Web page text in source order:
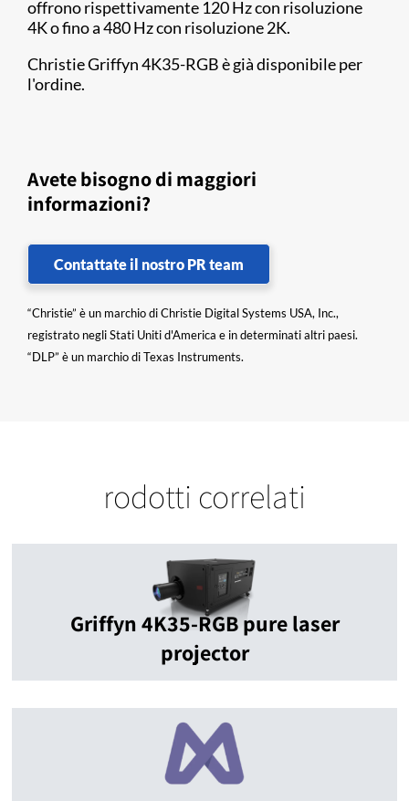
offrono rispettivamente 120 Hz con risoluzione
4K o fino a 480 Hz con risoluzione 2K.
Christie Griffyn 4K35-RGB è già disponibile per
l'ordine.
Avete bisogno di maggiori
informazioni?
Contattate il nostro PR team
“Christie” è un marchio di Christie Digital Systems USA, Inc.,
registrato negli Stati Uniti d'America e in determinati altri paesi.
“DLP” è un marchio di Texas Instruments.
rodotti correlati
Griffyn 4K35-RGB pure laser
projector